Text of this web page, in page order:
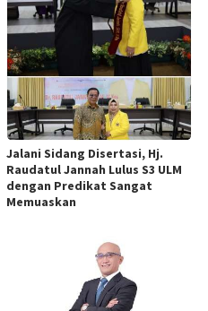
Jalani Sidang Disertasi, Hj.
Raudatul Jannah Lulus S3 ULM
dengan Predikat Sangat
Memuaskan